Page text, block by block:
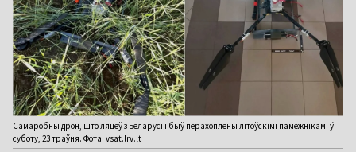
Самаробны дрон, што ляцеў з Беларусі і быў перахоплены літоўскімі памежнікамі ў
суботу, 23 траўня. Фота: vsat.lrv.lt